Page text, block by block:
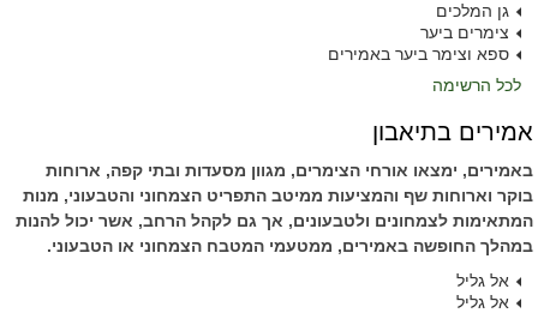
גן המלכים
צימרים ביער
ספא וצימר ביער באמירים
לכל הרשימה
אמירים בתיאבון
באמירים, ימצאו אורחי הצימרים, מגוון מסעדות ובתי קפה, ארוחות
בוקר וארוחות שף והמציעות ממיטב התפריט הצמחוני והטבעוני, מנות
המתאימות לצמחונים ולטבעונים, אך גם לקהל הרחב, אשר יכול להנות
במהלך החופשה באמירים, ממטעמי המטבח הצמחוני או הטבעוני.
אל גליל
אל גליל